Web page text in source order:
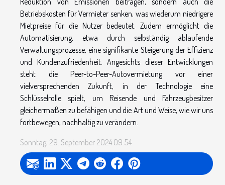
Betriebskosten für Vermieter senken, was wiederum niedrigere
Mietpreise für die Nutzer bedeutet. Zudem ermöglicht die
Automatisierung, etwa durch selbständig ablaufende
Verwaltungsprozesse, eine signifikante Steigerung der Effizienz
und Kundenzufriedenheit. Angesichts dieser Entwicklungen
steht die Peer-to-Peer-Autovermietung vor einer
vielversprechenden Zukunft, in der Technologie eine
Schlüsselrolle spielt, um Reisende und Fahrzeugbesitzer
gleichermaßen zu befähigen und die Art und Weise, wie wir uns
fortbewegen, nachhaltig zu verändern.
Sonntag, 29. September 2024 09:54